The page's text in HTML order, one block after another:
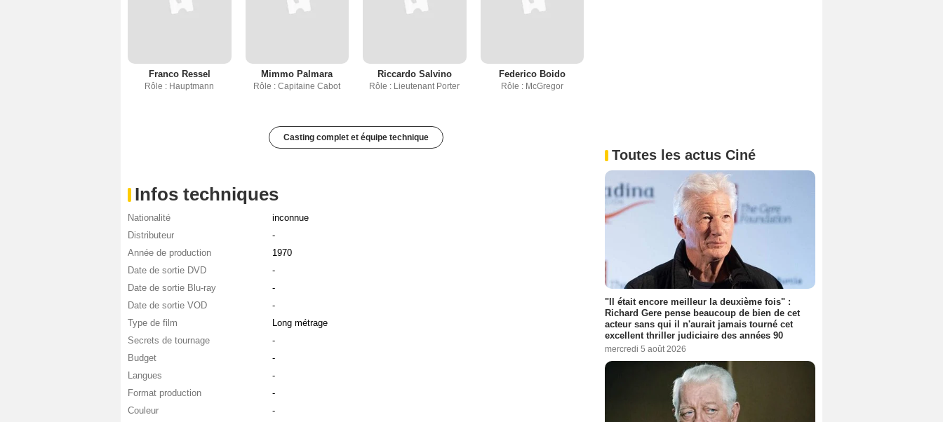
Franco Ressel
Rôle : Hauptmann
Mimmo Palmara
Rôle : Capitaine Cabot
Riccardo Salvino
Rôle : Lieutenant Porter
Federico Boido
Rôle : McGregor
Casting complet et équipe technique
Infos techniques
Nationalité
inconnue
Distributeur
-
Année de production
1970
Date de sortie DVD
-
Date de sortie Blu-ray
-
Date de sortie VOD
-
Type de film
Long métrage
Secrets de tournage
-
Budget
-
Langues
-
Format production
-
Couleur
-
Toutes les actus Ciné
"Il était encore meilleur la deuxième fois" :
Richard Gere pense beaucoup de bien de cet
acteur sans qui il n'aurait jamais tourné cet
excellent thriller judiciaire des années 90
mercredi 5 août 2026